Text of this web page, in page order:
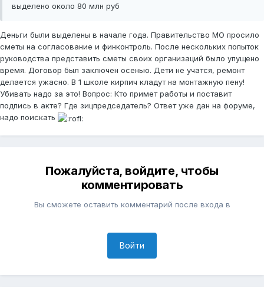
выделено около 80 млн руб
Деньги были выделены в начале года. Правительство МО просило
сметы на согласование и финконтроль. После нескольких попыток
руководства представить сметы своих организаций было упущено
время. Договор был заключен осенью. Дети не учатся, ремонт
делается ужасно. В 1 школе кирпич кладут на монтажную пену!
Убивать надо за это! Вопрос: Кто примет работы и поставит
подпись в акте? Где зицпредседатель? Ответ уже дан на форуме,
надо поискать
Пожалуйста, войдите, чтобы
комментировать
Вы сможете оставить комментарий после входа в
Войти